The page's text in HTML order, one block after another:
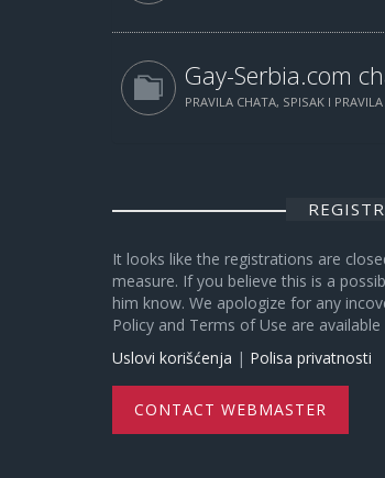
Gay-Serbia.com
PRAVILA CHATA, SPISAK I
It looks like the registrations are
measure. If you believe this is a
him know. We apologize for any
Policy and Terms of Use are available
Uslovi korišćenja | Polisa privatnosti
CONTACT WEBMASTER